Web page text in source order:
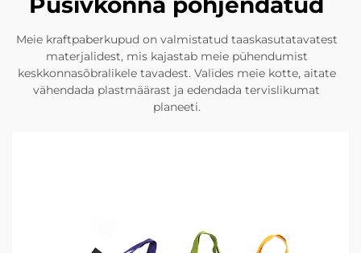
Meie kraftpaberkupud on valmistatud taaskasutatavatest
materjalidest, mis kajastab meie pühendumist
keskkonnasõbralikele tavadest. Valides meie kotte, aitate
vähendada plastmäärast ja edendada tervislikumat
planeeti.